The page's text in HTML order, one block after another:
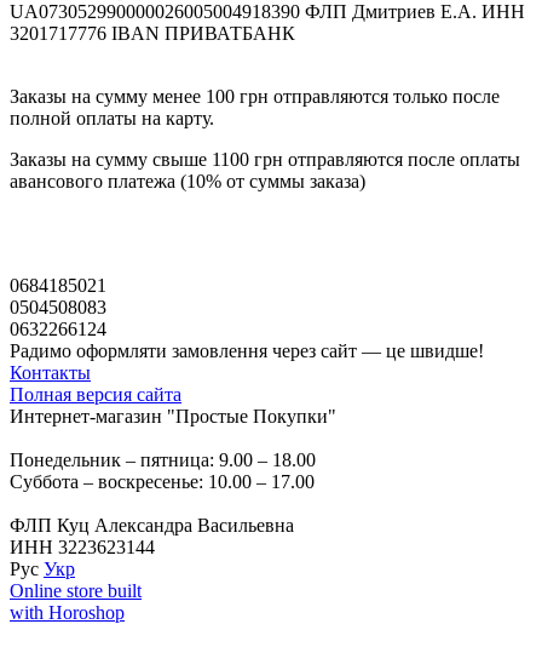
UA073052990000026005004918390 ФЛП Дмитриев Е.А. ИНН
3201717776 IBAN ПРИВАТБАНК
Заказы на сумму менее 100 грн отправляются только после
полной оплаты на карту.
Заказы на сумму свыше 1100 грн отправляются после оплаты
авансового платежа (10% от суммы заказа)
0684185021
0504508083
0632266124
Радимо оформляти замовлення через сайт — це швидше!
Контакты
Полная версия сайта
Интернет-магазин "Простые Покупки"
Понедельник – пятница: 9.00 – 18.00
Суббота – воскресенье: 10.00 – 17.00
ФЛП Куц Александра Васильевна
ИНН 3223623144
Рус Укр
Online store built
with Horoshop